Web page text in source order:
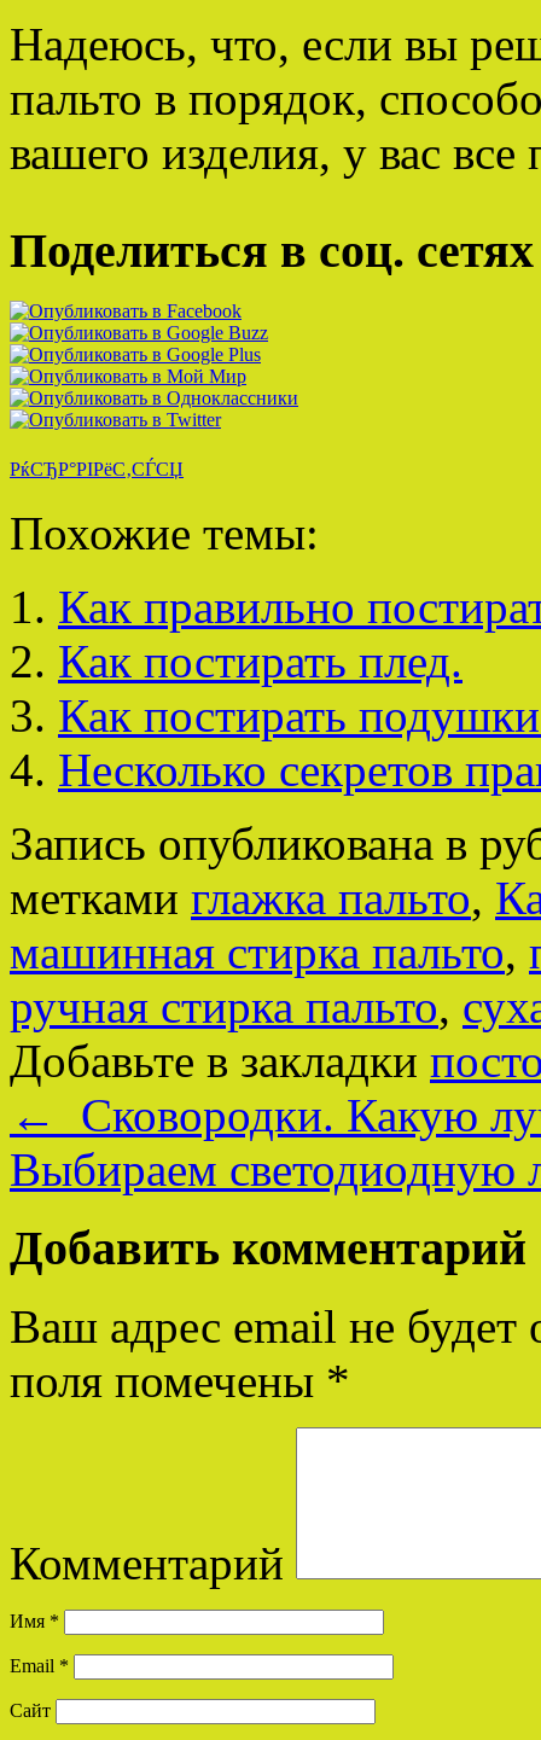
Надеюсь, что, если вы
пальто в порядок,
вашего изделия, у вас
Поделиться в соц. сетях
РќСЂР°РІРёС‚СЃСЏ
Похожие темы:
Как правильно
Как постирать плед.
Как постирать
Несколько секретов
Запись опубликована в
метками глажка пальто,
машинная стирка пальто,
ручная стирка пальто,
Добавьте в закладки
←
Сковородки. Какую
Выбираем светодиодную
Добавить комментарий
Ваш адрес email не будет
поля помечены *
Комментарий
Имя *
Email *
Сайт